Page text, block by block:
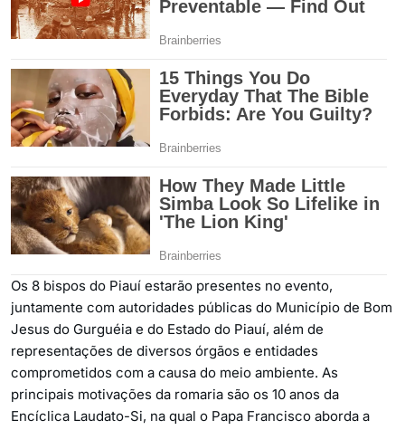
Os 8 bispos do Piauí estarão presentes no evento,
juntamente com autoridades públicas do Município de Bom
Jesus do Gurguéia e do Estado do Piauí, além de
representações de diversos órgãos e entidades
comprometidos com a causa do meio ambiente. As
principais motivações da romaria são os 10 anos da
Encíclica Laudato-Si, na qual o Papa Francisco aborda a